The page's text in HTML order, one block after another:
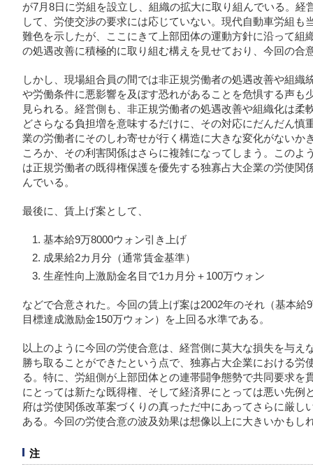
が7月8日に労組を設立し、組織の拡大に取り組んでいる。経
して、労使交渉の要求には応じていない。現代自動車労組も
難色を示したが、ここにきて上部団体の運動方針に沿って組
の処遇改善に積極的に取り組む構えを見せており、今回の合
しかし、現場組合員の間では非正規労働者の処遇改善や組織
や労働条件に悪影響を及ぼす恐れがあることを危惧する声も
見られる。経営側も、非正規労働者の処遇改善や組織化は柔
どさらなる負担増を意味するだけに、その対応にだんだん慎
業の労働者にそのしわ寄せが行く構造に大きな変化がないか
ころか、その利害関係はさらに複雑になってしまう。このよ
は正規労働者の既得権保護を優先する独寡占大企業の労使関
んでいる。
最後に、賃上げ案として、
基本給9万8000ウォン引き上げ
成果給2カ月分（通常賃金基準）
生産性向上激励金名目で1カ月分＋100万ウォン
などで合意された。今回の賃上げ案は2002年のそれ（基本給
目標達成激励金150万ウォン）を上回る水準である。
以上のように今回の労使合意は、経営側に莫大な損失を与え
勝ち取ることができたという点で、独寡占大企業における労
る。特に、労組側が上部団体との連帯闘争態勢で共同要求を
にとっては新たな既得権、そして経済界にとっては悪い先例
府は労使関係改革案づくりの真っただ中にあってさらに厳し
ある。今回の労使合意の波及効果は想像以上に大きいかもし
注